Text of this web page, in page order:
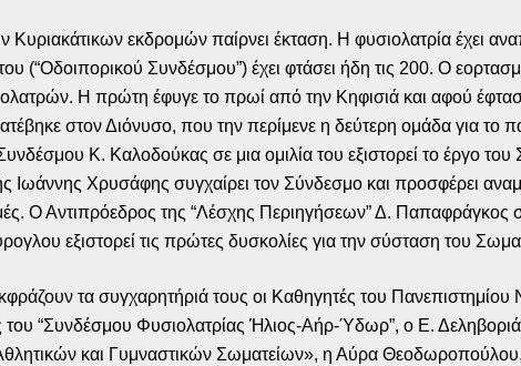
Κυριακάτικων εκδρομών παίρνει έκταση. Η φυσιολατρία έχει
(“Οδοιπορικού Συνδέσμου”) έχει φτάσει ήδη τις 200. Ο
Η πρώτη έφυγε το πρωί από την Κηφισιά και αφού
στον Διόνυσο, που την περίμενε η δεύτερη ομάδα για το
Κ. Καλοδούκας σε μια ομιλία του εξιστορεί το έργο
Ιωάννης Χρυσάφης συγχαίρει τον Σύνδεσμο και προσφέρει
Ο Αντιπρόεδρος της “Λέσχης Περιηγήσεων” Δ. Παπαφράγκος
εξιστορεί τις πρώτες δυσκολίες για την σύσταση του
τα συγχαρητήριά τους οι Καθηγητές του
“Συνδέσμου Φυσιολατρίας Ήλιος-Αήρ-Ύδωρ”, ο Ε.
και Γυμναστικών Σωματείων», η Αύρα